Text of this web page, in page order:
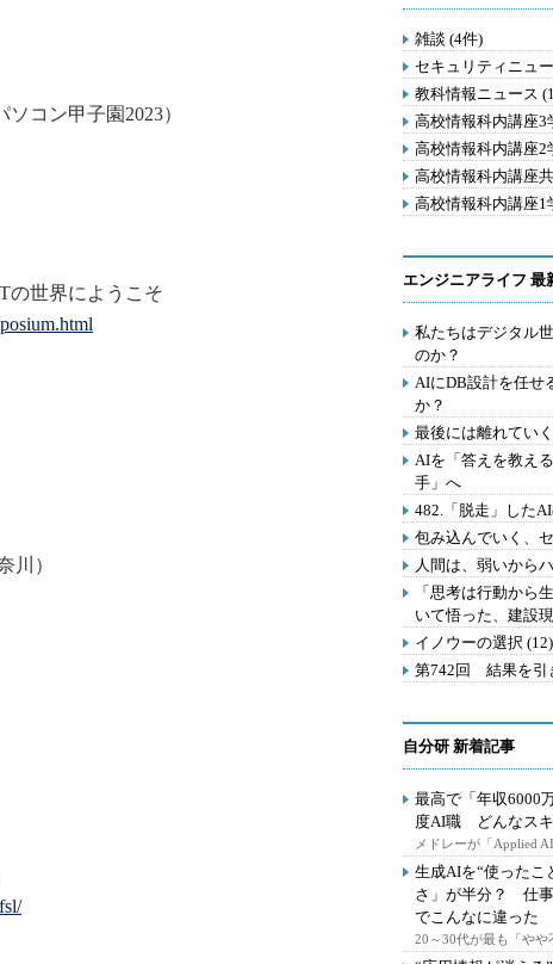
ソコン甲子園2023）
世界にようこそ
川）
雑談 (4件)
セキュリティニュ
教科情報ニュース
高校情報科内講座3
高校情報科内講座2
高校情報科内講座
高校情報科内講座1
エンジニアライフ 最
私たちはデジタル
のか？
AIにDB設計を任せ
か？
最後には離れてい
AIを「答えを教え
手」へ
482.「脱走」した
包み込んでいく、
人間は、弱いから
「思考は行動から
いて悟った、建設
イノウーの選択
第742回 結果を引
自分研 新着記事
最高で「年収6000
度AI職 どんなス
メドレーが「Applied
生成AIを“使ったこ
さ」が半分？ 仕事
でこんなに違った
20～30代が最も「やや